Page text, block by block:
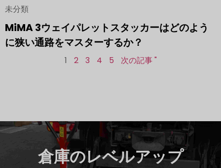
未分類
MiMA 3ウェイパレットスタッカーはどのよう
に狭い通路をマスターするか？
1 2 3 4 5 次の記事 "
倉庫のレベルアップ